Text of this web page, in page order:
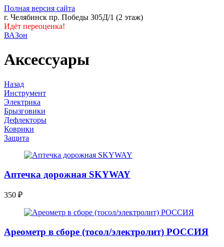
Полная версия сайта
г. Челябинск пр. Победы 305Д/1 (2 этаж)
Идёт переоценка!
ВАЗон
Аксессуары
Назад
Инструмент
Электрика
Брызговики
Дефлекторы
Коврики
Защита
Аптечка дорожная SKYWAY
350 ₽
Ареометр в сборе (тосол/электролит) РОССИЯ